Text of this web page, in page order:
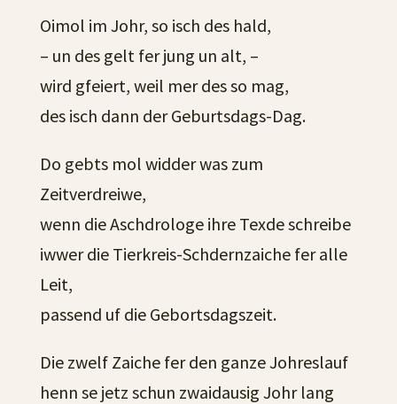
Oimol im Johr, so isch des hald,
– un des gelt fer jung un alt, –
wird gfeiert, weil mer des so mag,
des isch dann der Geburtsdags-Dag.
Do gebts mol widder was zum
Zeitverdreiwe,
wenn die Aschdrologe ihre Texde schreibe
iwwer die Tierkreis-Schdernzaiche fer alle
Leit,
passend uf die Gebortsdagszeit.
Die zwelf Zaiche fer den ganze Johreslauf
henn se jetz schun zwaidausig Johr lang